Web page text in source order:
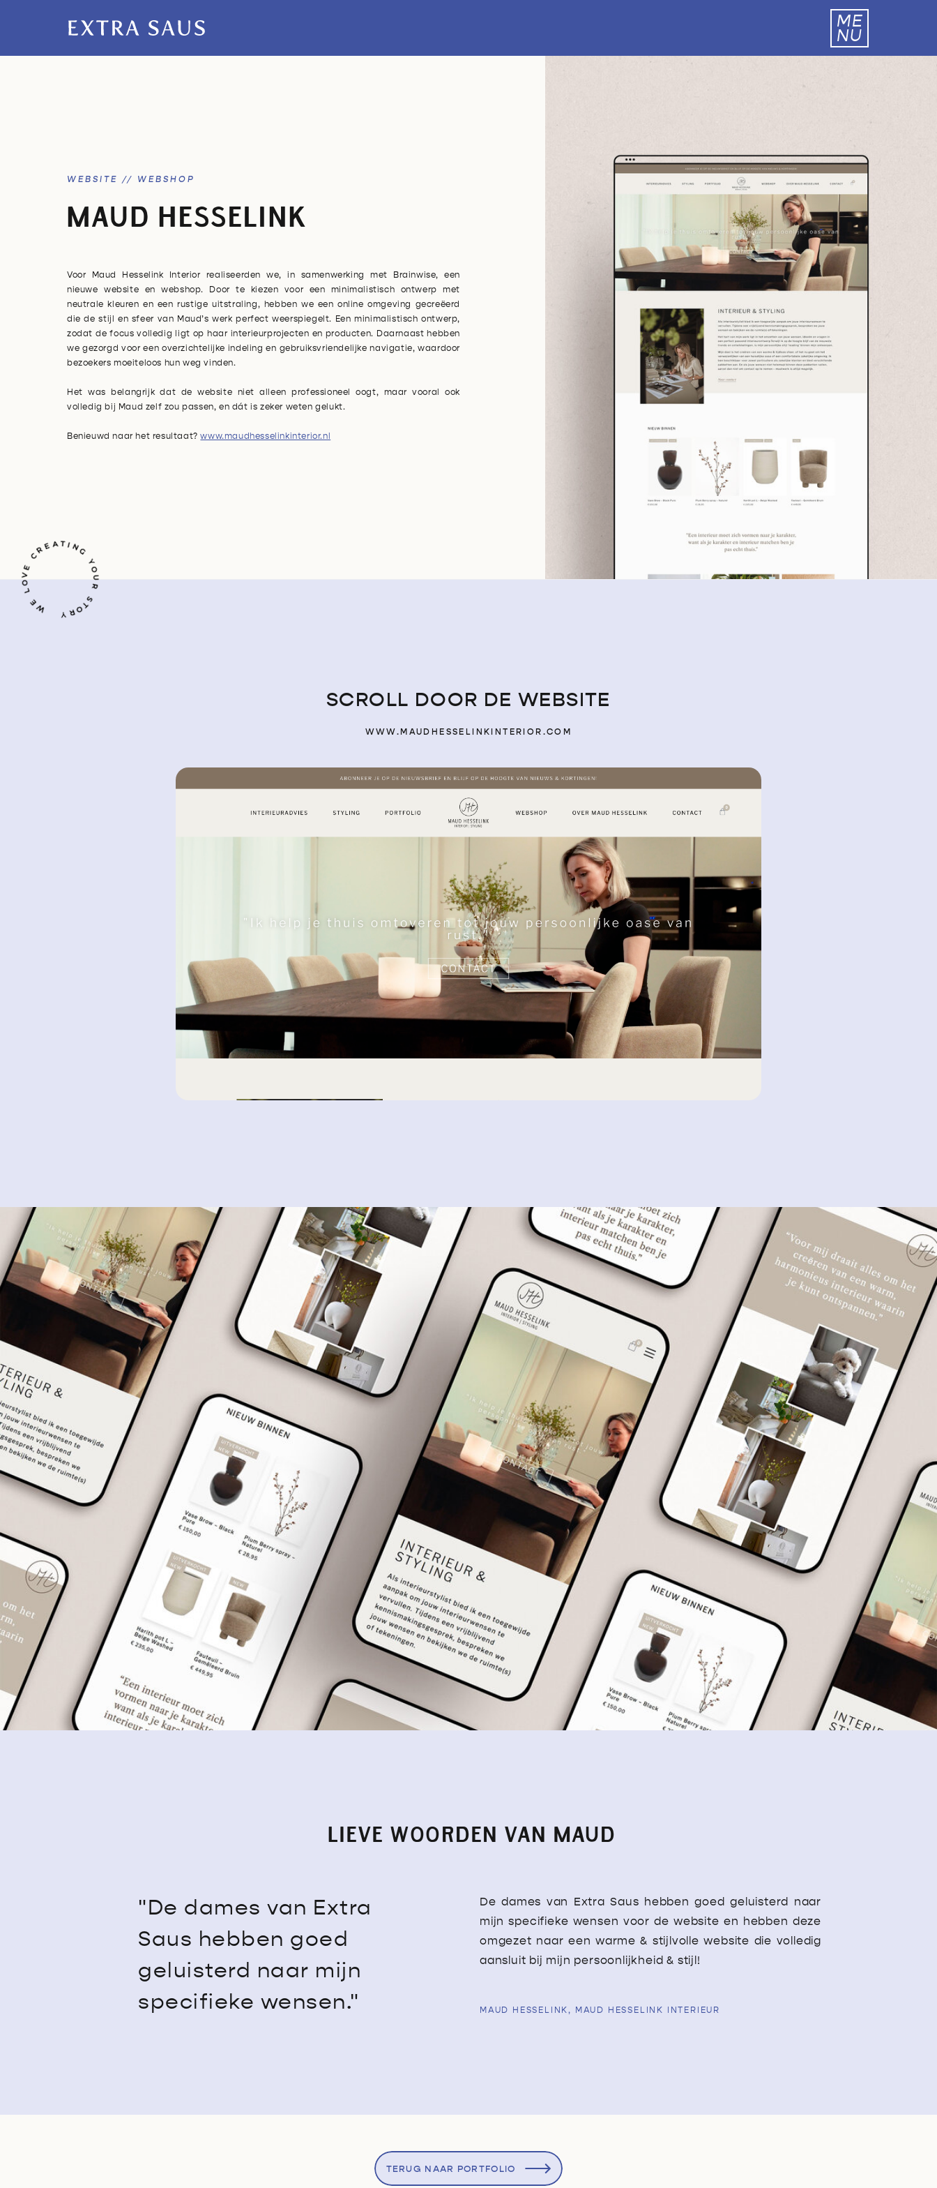
ME
NU
WEBSITE // WEBSHOP
MAUD HESSELINK
W
E
L
O V
E
C
R
E
A
T
INGY
O
U
R S
T
O
R Y
Voor Maud Hesselink Interior realiseerden we, in samenwerking met Brainwise, een
nieuwe website en webshop. Door te kiezen voor een minimalistisch ontwerp met
neutrale kleuren en een rustige uitstraling, hebben we een online omgeving gecreëerd
die de stijl en sfeer van Maud’s werk perfect weerspiegelt. Een minimalistisch ontwerp,
zodat de focus volledig ligt op haar interieurprojecten en producten. Daarnaast hebben
we gezorgd voor een overzichtelijke indeling en gebruiksvriendelijke navigatie, waardoor
bezoekers moeiteloos hun weg vinden.
Het was belangrijk dat de website niet alleen professioneel oogt, maar vooral ook
volledig bij Maud zelf zou passen, en dát is zeker weten gelukt.
Benieuwd naar het resultaat?www.maudhesselinkinterior.nl
SCROLL DOOR DE WEBSITE
WWW.MAUDHESSELINKINTERIOR.COM
"De dames van Extra
Saus hebben goed
geluisterd naar mijn
specifieke wensen."
MAUD HESSELINK, MAUD HESSELINK INTERIEUR
De dames van Extra Saus hebben goed geluisterd naar
mijn specifieke wensen voor de website en hebben deze
omgezet naar een warme & stijlvolle website die volledig
aansluit bij mijn persoonlijkheid & stijl!
LIEVE WOORDEN VAN MAUD
TERUG NAAR PORTFOLIO